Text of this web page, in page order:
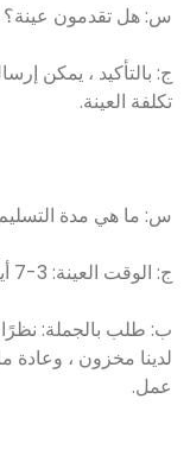
س: هل تقدمون
ج: بالتأكيد ، يمكن
تكلفة العينة.
س: ما هي مدة
ج: الوقت العينة: 3-7 أيام عمل.
ب: طلب بالجملة:
عمل.